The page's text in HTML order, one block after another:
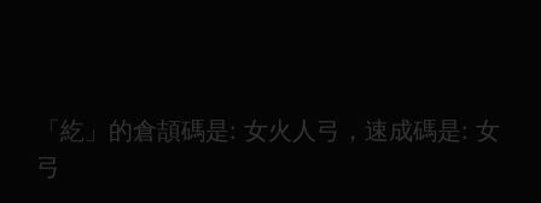
「紇」的倉頡碼是: 女火人弓，速成碼是: 女
弓